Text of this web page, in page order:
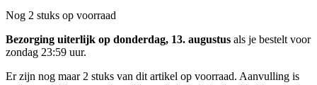
Nog 2 stuks op voorraad
Bezorging uiterlijk op donderdag, 13. augustus als je bestelt voor
zondag 23:59 uur.
Er zijn nog maar 2 stuks van dit artikel op voorraad. Aanvulling is